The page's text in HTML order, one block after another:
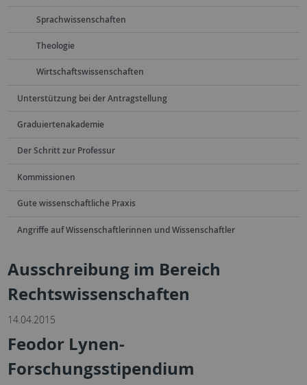
Sprachwissenschaften
Theologie
Wirtschaftswissenschaften
Unterstützung bei der Antragstellung
Graduiertenakademie
Der Schritt zur Professur
Kommissionen
Gute wissenschaftliche Praxis
Angriffe auf Wissenschaftlerinnen und Wissenschaftler
Ausschreibung im Bereich
Rechtswissenschaften
14.04.2015
Feodor Lynen-
Forschungsstipendium